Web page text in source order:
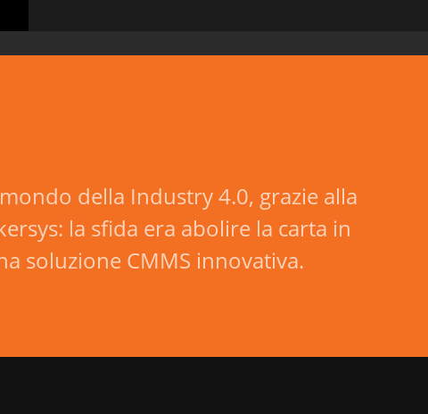
della Industry 4.0, grazie alla
la sfida era abolire la carta in
soluzione CMMS innovativa.